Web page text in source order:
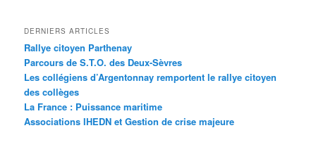
DERNIERS ARTICLES
Rallye citoyen Parthenay
Parcours de S.T.O. des Deux-Sèvres
Les collégiens d’Argentonnay remportent le rallye citoyen
des collèges
La France : Puissance maritime
Associations IHEDN et Gestion de crise majeure